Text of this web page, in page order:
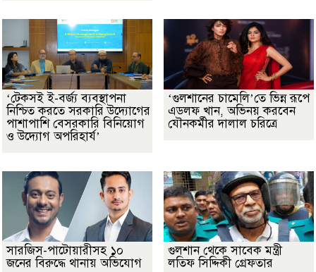
‘টেকসই ই-বর্জ্য ব্যবস্থাপনা
নিশ্চিত করতে সরকারি উদ্যোগের
পাশাপাশি বেসরকারি বিনিয়োগ
ও উদ্যোগ অপরিহার্য’
‘গুলশানের চামেলি’তে ভিন্ন রূপে
এডলফ খান, অভিনয় করবেন
যৌনকর্মীর দালাল চরিত্রে
সারজিস-পাটোয়ারীসহ ১০
জনের বিরুদ্ধে থানায় অভিযোগ
গুলশান থেকে সাবেক মন্ত্রী
লতিফ সিদ্দিকী গ্রেফতার